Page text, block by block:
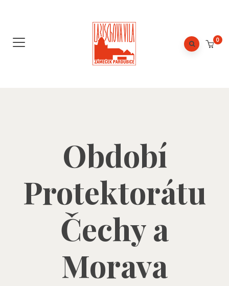
0
Období
Protektorátu
Čechy a
Morava